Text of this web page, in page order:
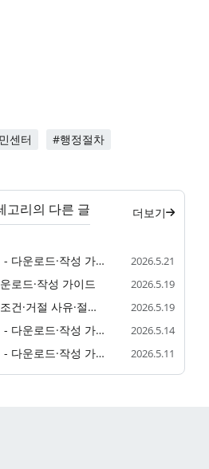
센터 #행정절차
고리의 다른 글 더보기
무상임대차계약서 양식 - 다운로드·작성 가이드 2026.5.21
로드·작성 가이드 2026.5.19
계약갱신청구권 - 행사 조건·거절 사유·절차 정리 2026.5.19
상가임대차계약서 양식 - 다운로드·작성 가이드 2026.5.14
농지임대차계약서 양식 - 다운로드·작성 가이드 2026.5.11